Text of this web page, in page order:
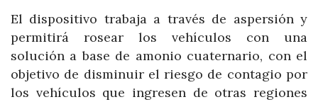
El dispositivo trabaja a través de aspersión y
permitirá rosear los vehículos con una
solución a base de amonio cuaternario, con el
objetivo de disminuir el riesgo de contagio por
los vehículos que ingresen de otras regiones